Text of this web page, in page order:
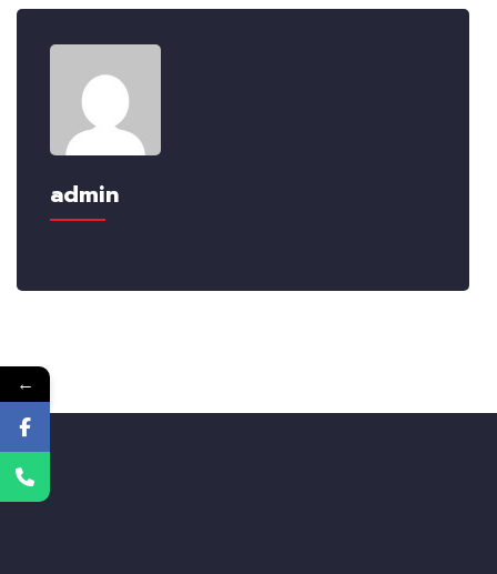
admin
←